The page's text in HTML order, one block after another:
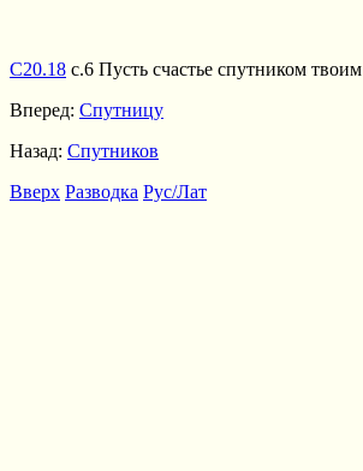
С20.18 с.6 Пусть счастье спутником твоим
Вперед: Спутницу
Назад: Спутников
Вверх Разводка Рус/Лат